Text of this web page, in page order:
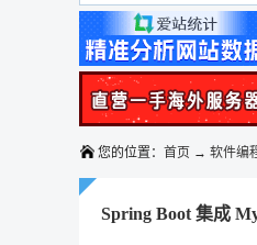
您的位置： 首页 → 软件编
Spring Boot 集成